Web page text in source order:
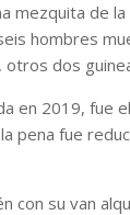
mezquita de
hombres
dos
en 2019, fue
pena fue
su van